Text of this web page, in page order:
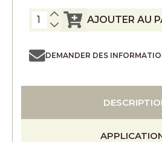
AJOUTER AU
DEMANDER DES